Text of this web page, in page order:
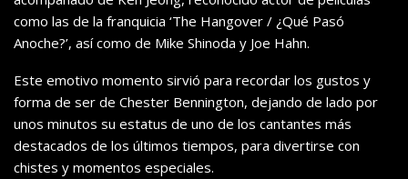
como las de la franquicia ‘The Hangover / ¿Qué Pasó
Anoche?’, así como de Mike Shinoda y Joe Hahn.
Este emotivo momento sirvió para recordar los gustos y
forma de ser de Chester Bennington, dejando de lado por
unos minutos su estatus de uno de los cantantes más
destacados de los últimos tiempos, para divertirse con
chistes y momentos especiales.